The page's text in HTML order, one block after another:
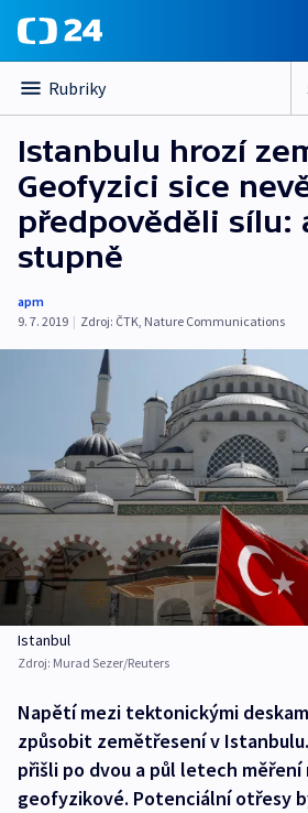
Rubriky
Istanbulu hrozí
Geofyzici sice
předpověděli sílu:
stupně
apm
9. 7. 2019 | Zdroj: ČTK, Nature Communications
Istanbul
Zdroj: Murad Sezer/Reuters
Napětí mezi tektonickými
způsobit zemětřesení v
přišli po dvou a půl letech
geofyzikové. Potenciální otřesy